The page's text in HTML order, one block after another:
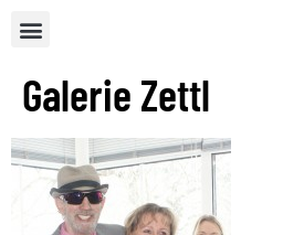
Galerie Zettl